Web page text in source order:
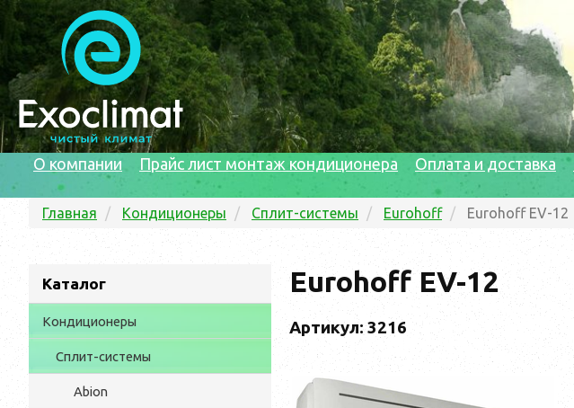
О компании Прайс лист монтаж кондиционера Оплата и доставка
Главная Кондиционеры Сплит-системы Eurohoff Eurohoff EV-12
Каталог
Кондиционеры
Сплит-системы
Abion
Eurohoff EV-12
Артикул: 3216